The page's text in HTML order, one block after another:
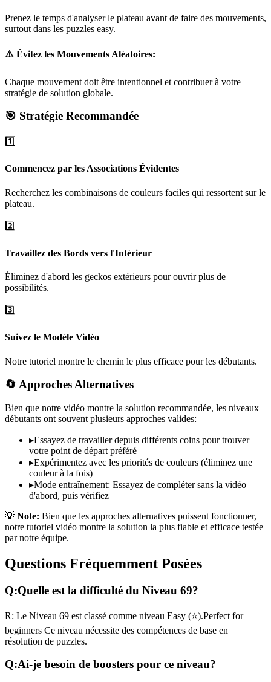
Prenez le temps d'analyser le plateau avant de faire des mouvements,
surtout dans les puzzles easy.
⚠️ Évitez les Mouvements Aléatoires:
Chaque mouvement doit être intentionnel et contribuer à votre
stratégie de solution globale.
🎯 Stratégie Recommandée
1️⃣
Commencez par les Associations Évidentes
Recherchez les combinaisons de couleurs faciles qui ressortent sur le
plateau.
2️⃣
Travaillez des Bords vers l'Intérieur
Éliminez d'abord les geckos extérieurs pour ouvrir plus de
possibilités.
3️⃣
Suivez le Modèle Vidéo
Notre tutoriel montre le chemin le plus efficace pour les débutants.
🔄 Approches Alternatives
Bien que notre vidéo montre la solution recommandée, les niveaux
débutants ont souvent plusieurs approches valides:
▸Essayez de travailler depuis différents coins pour trouver
votre point de départ préféré
▸Expérimentez avec les priorités de couleurs (éliminez une
couleur à la fois)
▸Mode entraînement: Essayez de compléter sans la vidéo
d'abord, puis vérifiez
💡 Note: Bien que les approches alternatives puissent fonctionner,
notre tutoriel vidéo montre la solution la plus fiable et efficace testée
par notre équipe.
Questions Fréquemment Posées
Q:Quelle est la difficulté du Niveau 69?
R: Le Niveau 69 est classé comme niveau Easy (⭐).Perfect for
beginners Ce niveau nécessite des compétences de base en
résolution de puzzles.
Q:Ai-je besoin de boosters pour ce niveau?